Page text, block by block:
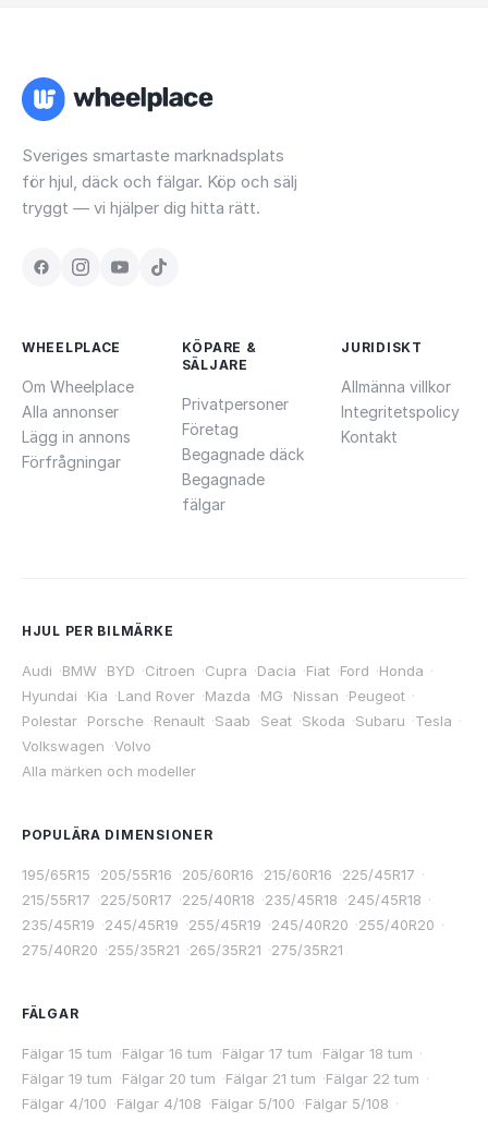
Sveriges smartaste marknadsplats
för hjul, däck och fälgar. Köp och sälj
tryggt — vi hjälper dig hitta rätt.
WHEELPLACE
Om Wheelplace
Alla annonser
Lägg in annons
Förfrågningar
KÖPARE &
SÄLJARE
Privatpersoner
Företag
Begagnade däck
Begagnade
fälgar
JURIDISKT
Allmänna villkor
Integritetspolicy
Kontakt
HJUL PER BILMÄRKE
Audi ·BMW ·BYD ·Citroen ·Cupra ·Dacia ·Fiat ·Ford ·Honda ·
Hyundai ·Kia ·Land Rover ·Mazda ·MG ·Nissan ·Peugeot ·
Polestar ·Porsche ·Renault ·Saab ·Seat ·Skoda ·Subaru ·Tesla ·
Volkswagen ·Volvo
Alla märken och modeller
POPULÄRA DIMENSIONER
195/65R15 ·205/55R16 ·205/60R16 ·215/60R16 ·225/45R17 ·
215/55R17 ·225/50R17 ·225/40R18 ·235/45R18 ·245/45R18 ·
235/45R19 ·245/45R19 ·255/45R19 ·245/40R20 ·255/40R20 ·
275/40R20 ·255/35R21 ·265/35R21 ·275/35R21
FÄLGAR
Fälgar 15 tum ·Fälgar 16 tum ·Fälgar 17 tum ·Fälgar 18 tum ·
Fälgar 19 tum ·Fälgar 20 tum ·Fälgar 21 tum ·Fälgar 22 tum ·
Fälgar 4/100 ·Fälgar 4/108 ·Fälgar 5/100 ·Fälgar 5/108 ·